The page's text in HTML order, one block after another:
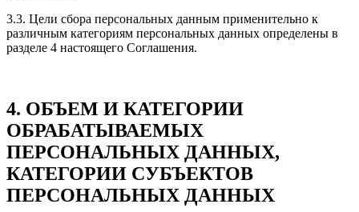
3.3. Цели сбора персональных данным применительно к
различным категориям персональных данных определены в
разделе 4 настоящего Соглашения.
4. ОБЪЕМ И КАТЕГОРИИ
ОБРАБАТЫВАЕМЫХ
ПЕРСОНАЛЬНЫХ ДАННЫХ,
КАТЕГОРИИ СУБЪЕКТОВ
ПЕРСОНАЛЬНЫХ ДАННЫХ